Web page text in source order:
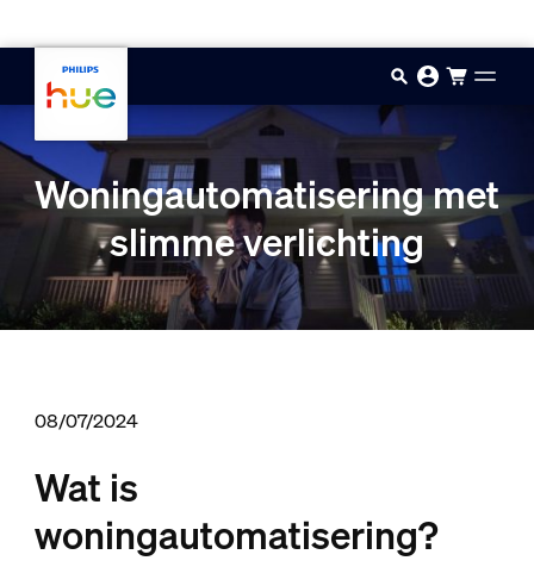
Woningautomatisering met
slimme verlichting
08/07/2024
Wat is
woningautomatisering?